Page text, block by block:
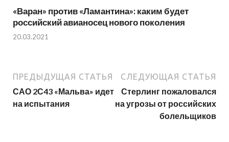
«Варан» против «Ламантина»: каким будет
российский авианосец нового поколения
20.03.2021
ПРЕДЫДУЩАЯ СТАТЬЯ
САО 2С43 «Мальва» идет
на испытания
СЛЕДУЮЩАЯ СТАТЬЯ
Стерлинг пожаловался
на угрозы от российских
болельщиков